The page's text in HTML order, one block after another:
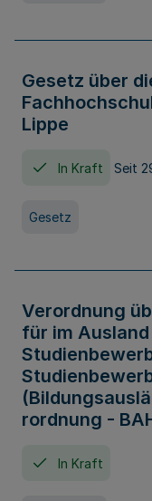
Gesetz über
Lippe
In Kraft Seit
Gesetz
Verordnung
für im
rordnung -
In Kraft